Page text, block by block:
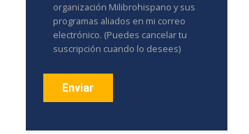
organización Milibrohispano y sus
programas aliados en mi correo
electrónico. (Puedes cancelar tu
suscripción cuando lo desees)